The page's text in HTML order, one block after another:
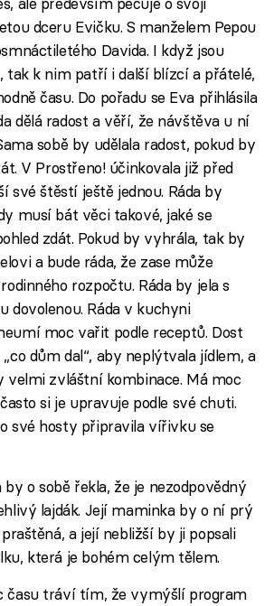
dceru Evičku. S manželem Pepou
Davida. I když jsou
tak k nim patří i další blízcí a přátelé,
času. Do pořadu se Eva přihlásila
dělá radost a věří, že návštěva u ní
sobě by udělala radost, pokud by
V Prostřeno! účinkovala již před
své štěstí ještě jednou. Ráda by
musí bát věci takové, jaké se
zdát. Pokud by vyhrála, tak by
a bude ráda, že zase může
rozpočtu. Ráda by jela s
dovolenou. Ráda v kuchyni
moc vařit podle receptů. Dost
dům dal“, aby neplýtvala jídlem, a
velmi zvláštní kombinace. Má moc
si je upravuje podle své chuti.
své hosty připravila vířivku se
by o sobě řekla, že je nezodpovědný
lajdák. Její maminka by o ní prý
a její nebližší by ji popsali
která je bohém celým tělem.
času tráví tím, že vymýšlí program